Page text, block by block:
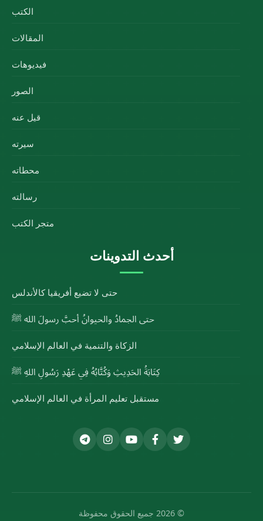
الكتب
المقالات
فيديوهات
الصور
قيل عنه
سيرته
محطاته
رسالته
متجر الكتب
أحدث التدوينات
حتى لا تضيع أفريقيا كالأندلس
حتى الجمادُ والحيوانُ أحبَّ رسولَ الله ﷺ
الزكاة والتنمية في العالم الإسلامي
كِتَابَةُ الحَدِيثِ وَكُتَّابُهُ فِي عَهْدِ رَسُولِ اللهِ ﷺ
مستقبل تعليم المرأة في العالم الإسلامي
© 2026 جميع الحقوق محفوظة